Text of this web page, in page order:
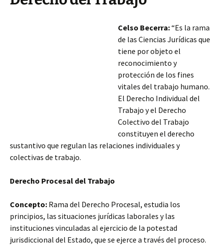
Celso Becerra:“Es la rama
de las Ciencias Jurídicas que
tiene por objeto el
reconocimiento y
protección de los fines
vitales del trabajo humano.
El Derecho Individual del
Trabajo y el Derecho
Colectivo del Trabajo
constituyen el derecho
sustantivo que regulan las relaciones individuales y
colectivas de trabajo.
Derecho Procesal del Trabajo
Concepto: Rama del Derecho Procesal, estudia los
principios, las situaciones jurídicas laborales y las
instituciones vinculadas al ejercicio de la potestad
jurisdiccional del Estado, que se ejerce a través del proceso.